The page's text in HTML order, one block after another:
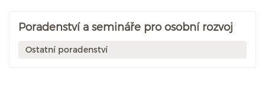
Poradenství a semináře pro osobní rozvoj
Ostatní poradenství